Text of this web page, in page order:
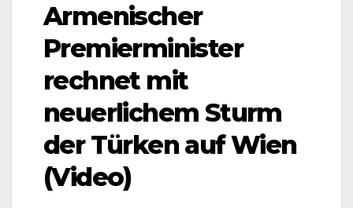
Armenischer
Premierminister
rechnet mit
neuerlichem Sturm
der Türken auf Wien
(Video)